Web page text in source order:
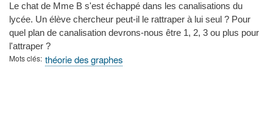
Le chat de Mme B s'est échappé dans les canalisations du
lycée. Un élève chercheur peut-il le rattraper à lui seul ? Pour
quel plan de canalisation devrons-nous être 1, 2, 3 ou plus pour
l'attraper ?
Mots clés théorie des graphes